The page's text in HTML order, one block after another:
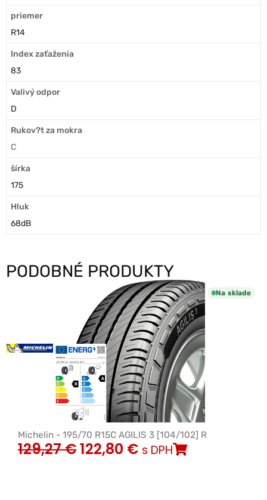
priemer
R14
Index zaťaženia
83
Valivý odpor
D
Rukov?t za mokra
C
šírka
175
Hluk
68dB
PODOBNÉ PRODUKTY
Na sklade
Michelin - 195/70 R15C AGILIS 3 [104/102] R
129,27€122,80 € s DPH